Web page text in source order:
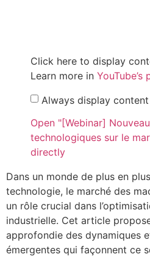
Click here to display
Learn more in
Always display
Open "[Webinar]
technologiques sur le
directly
Dans un monde de plus en
technologie, le marché des
un rôle crucial dans
industrielle. Cet article
approfondie des dynamiques
émergentes qui façonnent ce